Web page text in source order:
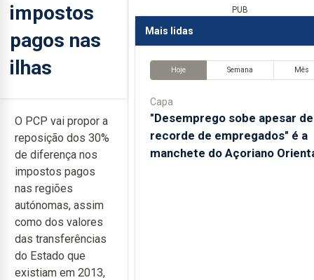
impostos
pagos nas
ilhas
O PCP vai propor a
reposição dos 30%
de diferença nos
impostos pagos
nas regiões
autónomas, assim
como dos valores
das transferências
do Estado que
existiam em 2013,
PUB
Mais lidas
Hoje Semana Mês
Capa
"Desemprego sobe apesar de
recorde de empregados" é a
manchete do Açoriano